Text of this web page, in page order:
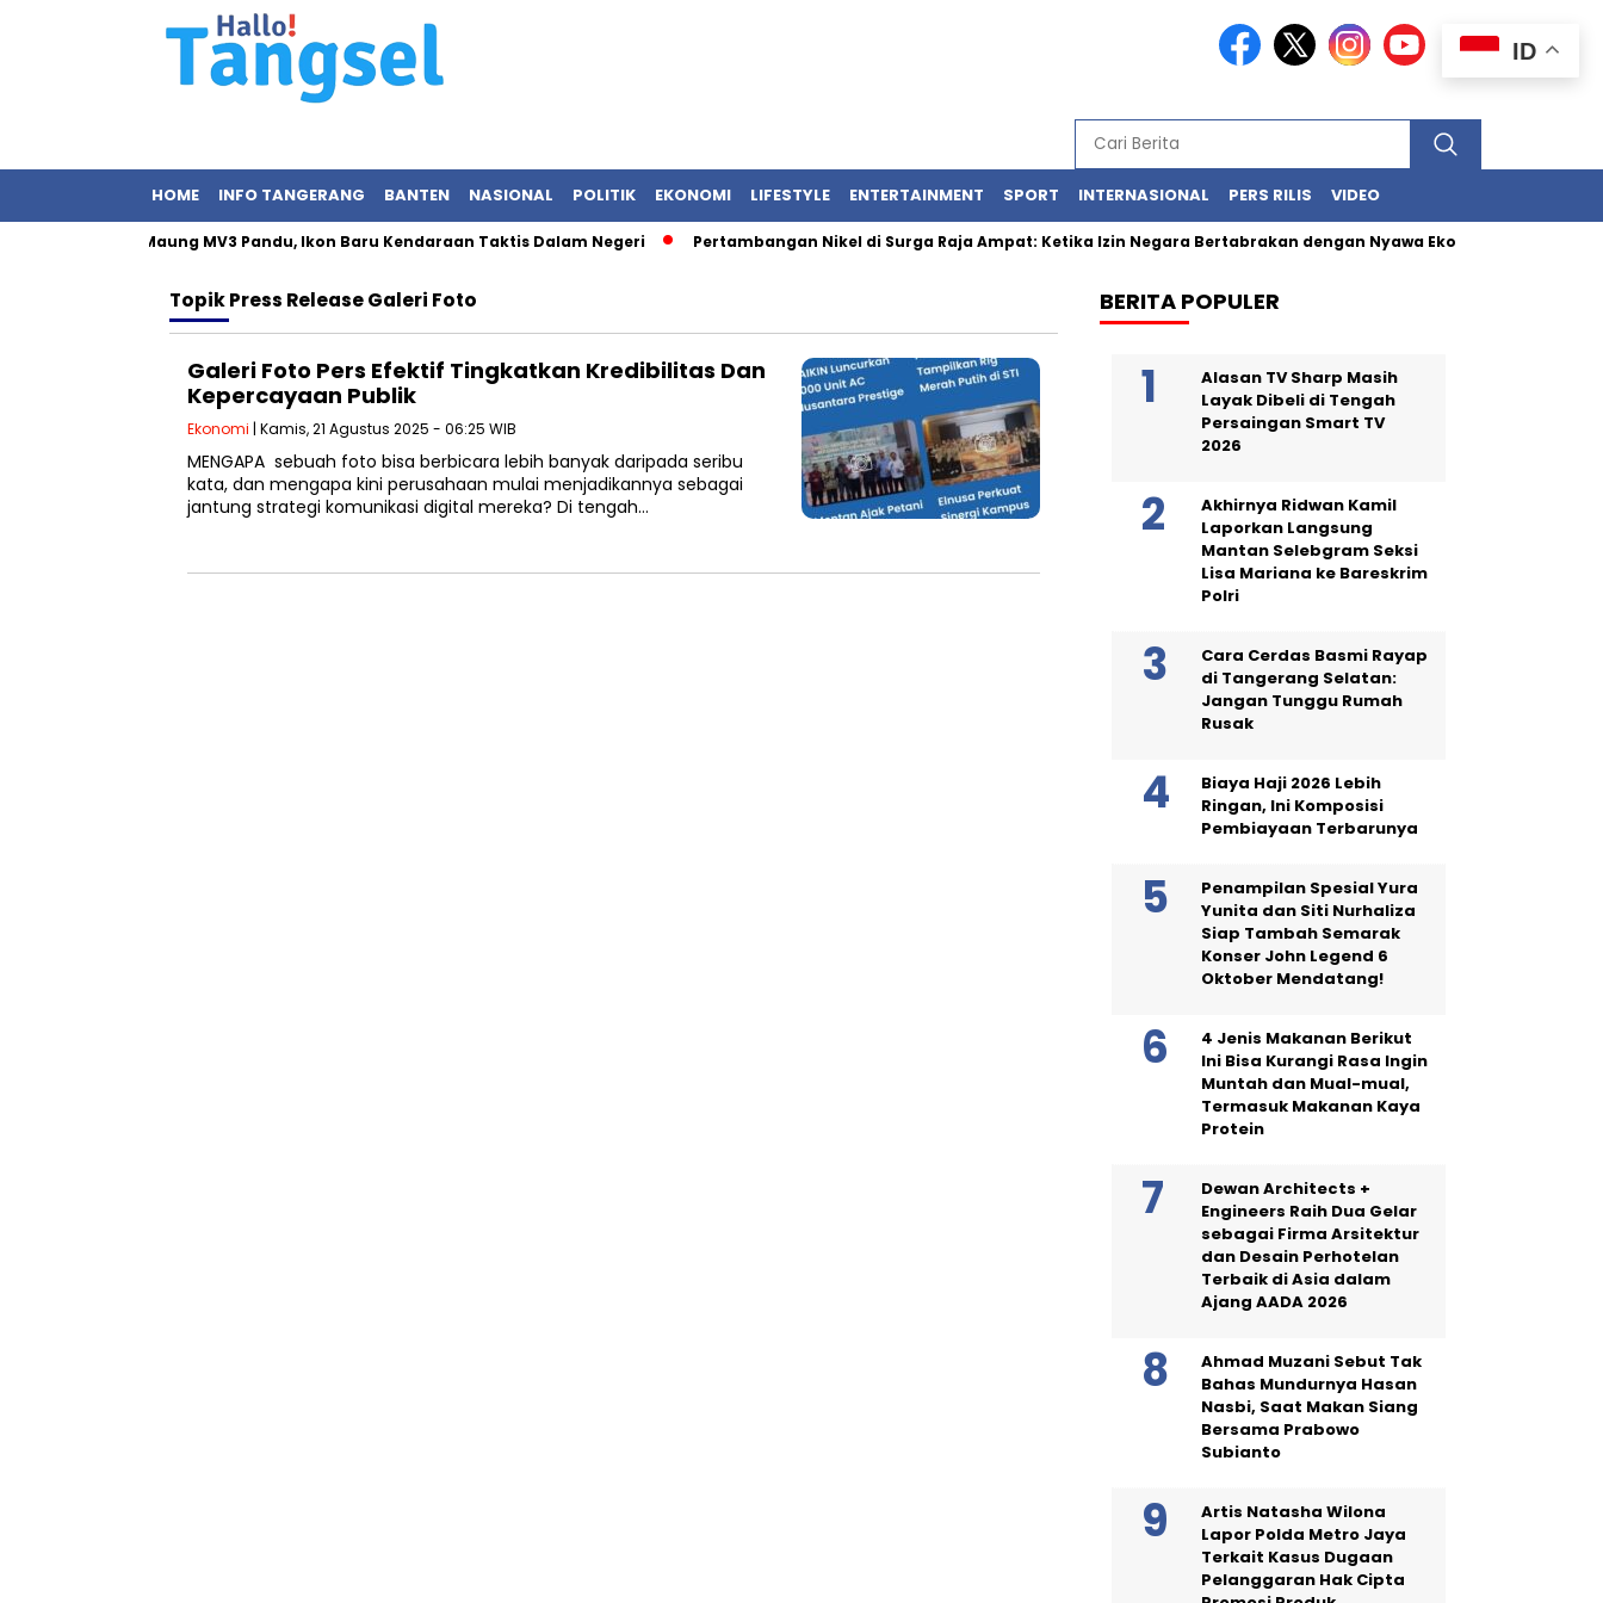
HOME INFO TANGERANG BANTEN NASIONAL POLITIK EKONOMI LIFESTYLE ENTERTAINMENT SPORT INTERNASIONAL PERS RILIS VIDEO
Resmikan Maung MV3 Pandu, Ikon Baru Kendaraan Taktis Dalam Negeri Pertambangan Nikel di Surga Raja Ampat: Ketika Izin Negara Bertabrakan dengan Nyawa Ekosistem Laut
TopikPress Release Galeri Foto
Galeri Foto Pers Efektif Tingkatkan Kredibilitas Dan
Kepercayaan Publik
Ekonomi | Kamis, 21 Agustus 2025 - 06:25 WIB
MENGAPA sebuah foto bisa berbicara lebih banyak daripada seribu
kata, dan mengapa kini perusahaan mulai menjadikannya sebagai
jantung strategi komunikasi digital mereka? Di tengah…
BERITA POPULER
Alasan TV Sharp Masih
Layak Dibeli di Tengah
Persaingan Smart TV
2026
Akhirnya Ridwan Kamil
Laporkan Langsung
Mantan Selebgram Seksi
Lisa Mariana ke Bareskrim
Polri
Cara Cerdas Basmi Rayap
di Tangerang Selatan:
Jangan Tunggu Rumah
Rusak
Biaya Haji 2026 Lebih
Ringan, Ini Komposisi
Pembiayaan Terbarunya
Penampilan Spesial Yura
Yunita dan Siti Nurhaliza
Siap Tambah Semarak
Konser John Legend 6
Oktober Mendatang!
4 Jenis Makanan Berikut
Ini Bisa Kurangi Rasa Ingin
Muntah dan Mual-mual,
Termasuk Makanan Kaya
Protein
Dewan Architects +
Engineers Raih Dua Gelar
sebagai Firma Arsitektur
dan Desain Perhotelan
Terbaik di Asia dalam
Ajang AADA 2026
Ahmad Muzani Sebut Tak
Bahas Mundurnya Hasan
Nasbi, Saat Makan Siang
Bersama Prabowo
Subianto
Artis Natasha Wilona
Lapor Polda Metro Jaya
Terkait Kasus Dugaan
Pelanggaran Hak Cipta
ID